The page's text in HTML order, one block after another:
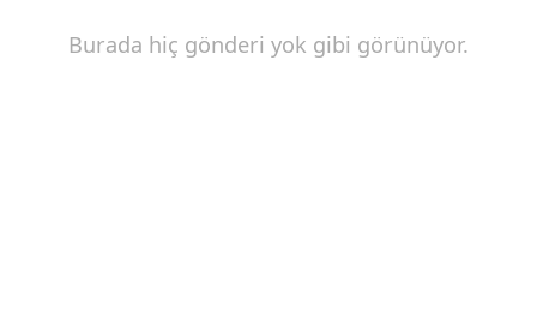
Burada hiç gönderi yok gibi görünüyor.